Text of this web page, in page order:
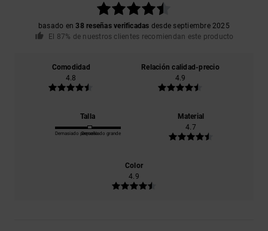
basado en38 reseñas verificadas desde septiembre 2025
El 87% de nuestros clientes recomiendan este producto
Comodidad
4.8
Relación calidad-precio
4.9
Talla
Demasiado pequeñoDemasiado grande
Material
4.7
Color
4.9